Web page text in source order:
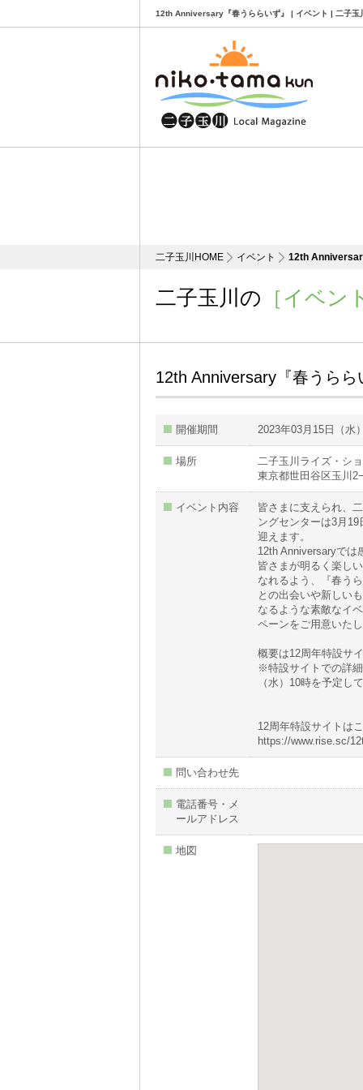
12th Anniversary『春うららいず』 | イベント | 二子玉
二子玉川HOME イベント 12th
二子玉川の ［イベン
12th Anniversary『春うらら
開催期間 2023年03月15日（水
場所
二子玉川ライズ・シ
東京都世田谷区玉川
イベント内容
皆さまに支えられ、
ングセンターは3月
迎えます。
12th Anniversaryでは
皆さまが明るく楽し
なれるよう、『春う
との出会いや新しい
なるような素敵なイ
ペーンをご用意いた
概要は12周年特設サ
※特設サイトでの詳
（水）10時を予定し
12周年特設サイトは
https://www.rise.sc/
問い合わせ先
電話番号・メ
ールアドレス
地図